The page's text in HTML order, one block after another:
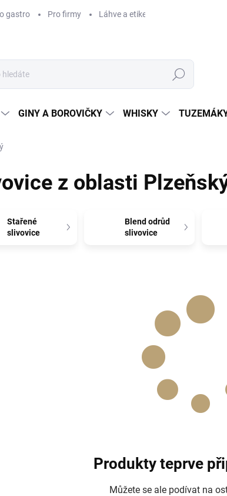
gastro Pro firmy Láhve a etikety na míru
Hledat
GINY A BOROVIČKY WHISKY
z oblasti
Stařené
slivovice
Blend odrůd
slivovice
Produkty teprve
Můžete se ale podívat na